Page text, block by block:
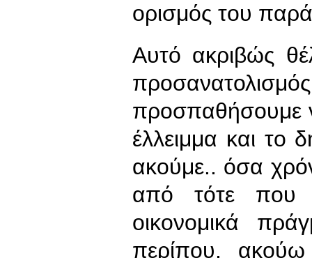
ορισμός του
Αυτό ακριβώς
προσπαθήσουμε
έλλειμμα και το
ακούμε.. όσα
από τότε που
οικονομικά
περίπου,